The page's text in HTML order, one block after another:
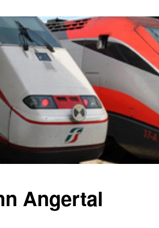
Angertal